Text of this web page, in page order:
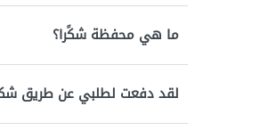
ما هي محفظة شكًرا؟
لقد دفعت لطلبي عن طريق